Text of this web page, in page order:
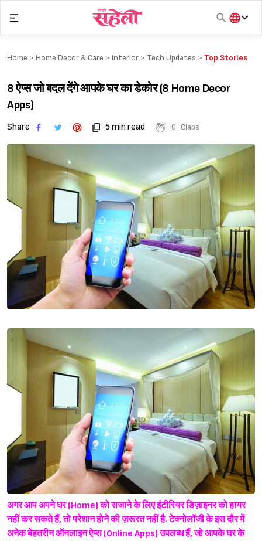
content
हिंदी
Home > Home Decor & Care > Interior > Tech Updates > Top Stories
8 ऐप्स जो बदल देंगे आपके घर का डेकोर (8 Home Decor
Apps)
Share 5 min read 0 Claps
अगर आप अपने घर (Home) को सजाने के लिए इंटीरियर डिज़ाइनर को हायर
नहीं कर सकते हैं, तो परेशान होने की ज़रूरत नहीं है. टेक्नोलॉजी के इस दौर में
अनेक बेहतरीन ऑनलाइन ऐप्स (Online Apps) उपलब्ध हैं, जो आपके घर के